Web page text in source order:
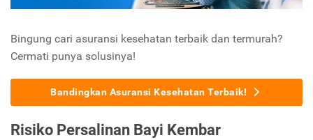
Bingung cari asuransi kesehatan terbaik dan termurah?
Cermati punya solusinya!
Bandingkan Asuransi Kesehatan Terbaik!
Risiko Persalinan Bayi Kembar